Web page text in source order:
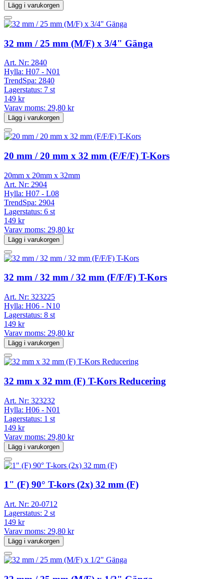
Lägg i varukorgen
32 mm / 25 mm (M/F) x 3/4" Gänga
Art. Nr: 2840
Hylla: H07 - N01
TrendSpa: 2840
Lagerstatus: 7 st
149 kr
Varav moms: 29,80 kr
Lägg i varukorgen
20 mm / 20 mm x 32 mm (F/F/F) T-Kors
20mm x 20mm x 32mm
Art. Nr: 2904
Hylla: H07 - L08
TrendSpa: 2904
Lagerstatus: 6 st
149 kr
Varav moms: 29,80 kr
Lägg i varukorgen
32 mm / 32 mm / 32 mm (F/F/F) T-Kors
Art. Nr: 323225
Hylla: H06 - N10
Lagerstatus: 8 st
149 kr
Varav moms: 29,80 kr
Lägg i varukorgen
32 mm x 32 mm (F) T-Kors Reducering
Art. Nr: 323232
Hylla: H06 - N01
Lagerstatus: 1 st
149 kr
Varav moms: 29,80 kr
Lägg i varukorgen
1" (F) 90° T-kors (2x) 32 mm (F)
Art. Nr: 20-0712
Lagerstatus: 2 st
149 kr
Varav moms: 29,80 kr
Lägg i varukorgen